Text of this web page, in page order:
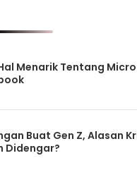
Menarik Tentang
Buat Gen Z, Alasan
Didengar?